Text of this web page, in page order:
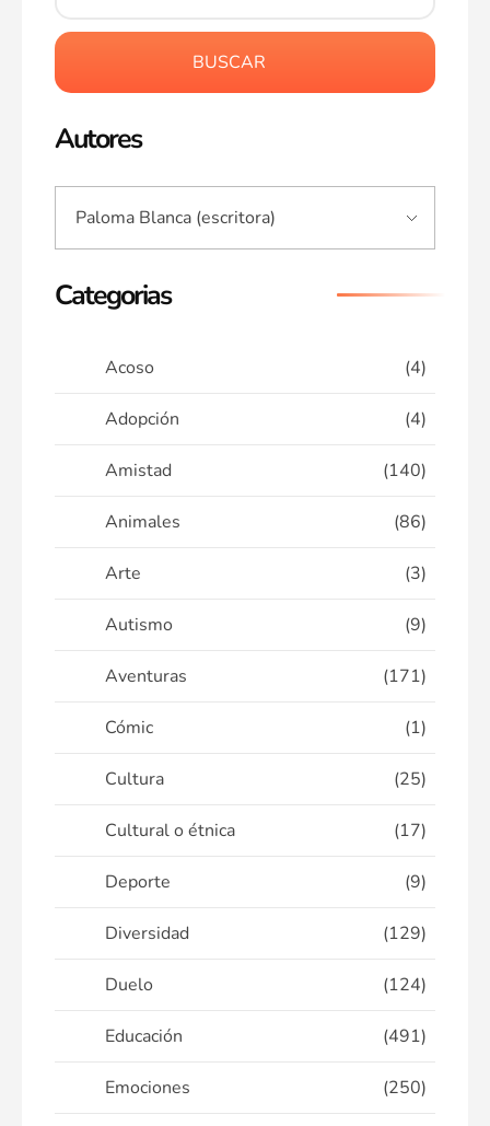
BUSCAR
Autores
Categorias
Acoso (4)
Adopción (4)
Amistad (140)
Animales (86)
Arte (3)
Autismo (9)
Aventuras (171)
Cómic (1)
Cultura (25)
Cultural o étnica (17)
Deporte (9)
Diversidad (129)
Duelo (124)
Educación (491)
Emociones (250)